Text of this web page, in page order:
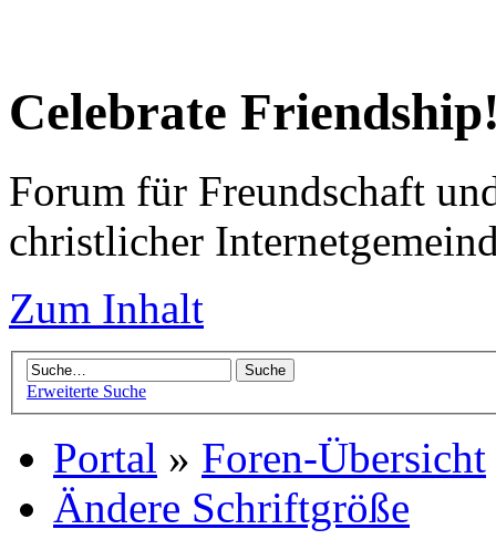
Celebrate
Forum für Freundschaft
christlicher
Zum Inhalt
Erweiterte Suche
Portal » Foren-Übersicht
Ändere Schriftgröße